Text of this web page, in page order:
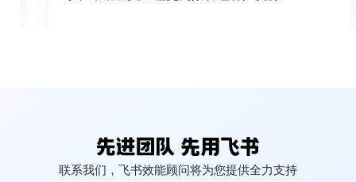
联系我们，飞书效能顾问将为您提供全力支持